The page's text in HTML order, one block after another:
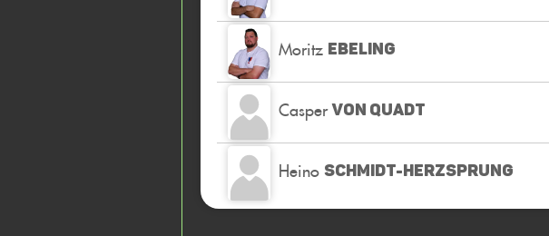
Moritz EBELING
Casper VON QUADT
Heino SCHMIDT-HERZSPRUNG